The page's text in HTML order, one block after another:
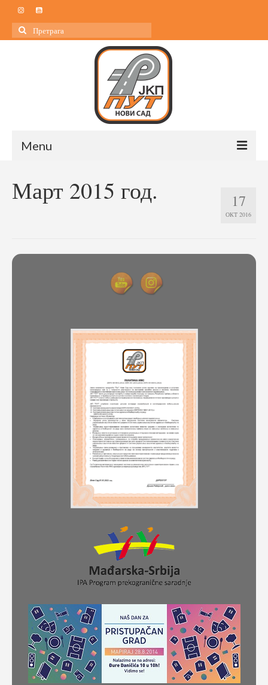
Search
for:
Menu
О нама
Управа
Отворени поступак
Рестриктивни поступак
Квалификациони поступак
Преговарачки поступак
Поступак јавне набавке мале вредности
Набавке на које се закон о јавној набавци не
примењује
Документа
Фото галерија
Видео галерија
Контакт
17
ОКТ 2016
Март 2015 год.